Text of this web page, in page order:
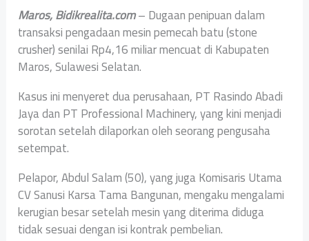
Maros, Bidikrealita.com– Dugaan penipuan dalam
transaksi pengadaan mesin pemecah batu (stone
crusher) senilai Rp4,16 miliar mencuat di Kabupaten
Maros, Sulawesi Selatan.
Kasus ini menyeret dua perusahaan, PT Rasindo Abadi
Jaya dan PT Professional Machinery, yang kini menjadi
sorotan setelah dilaporkan oleh seorang pengusaha
setempat.
Pelapor, Abdul Salam (50), yang juga Komisaris Utama
CV Sanusi Karsa Tama Bangunan, mengaku mengalami
kerugian besar setelah mesin yang diterima diduga
tidak sesuai dengan isi kontrak pembelian.